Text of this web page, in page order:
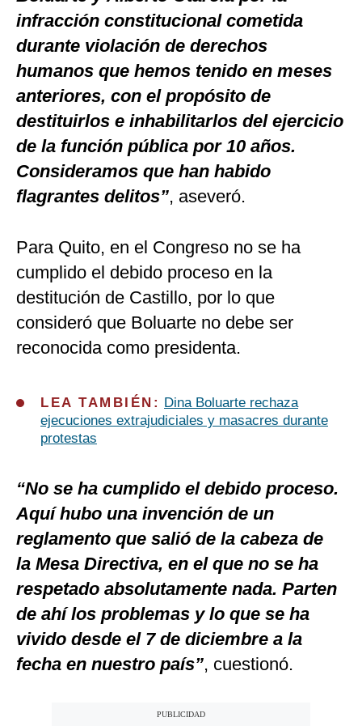
infracción constitucional cometida
durante violación de derechos
humanos que hemos tenido en meses
anteriores, con el propósito de
destituirlos e inhabilitarlos del ejercicio
de la función pública por 10 años.
Consideramos que han habido
flagrantes delitos”, aseveró.
Para Quito, en el Congreso no se ha
cumplido el debido proceso en la
destitución de Castillo, por lo que
consideró que Boluarte no debe ser
reconocida como presidenta.
LEA TAMBIÉN:
Dina Boluarte rechaza
ejecuciones extrajudiciales y masacres durante
protestas
“No se ha cumplido el debido proceso.
Aquí hubo una invención de un
reglamento que salió de la cabeza de
la Mesa Directiva, en el que no se ha
respetado absolutamente nada. Parten
de ahí los problemas y lo que se ha
vivido desde el 7 de diciembre a la
fecha en nuestro país”, cuestionó.